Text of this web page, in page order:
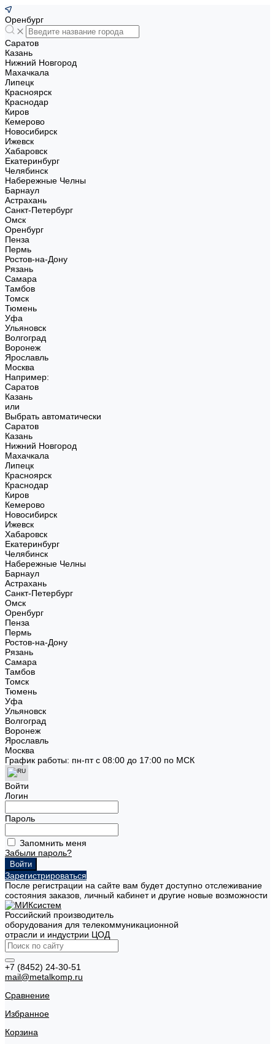
Оренбург
Саратов
Казань
Нижний Новгород
Махачкала
Липецк
Красноярск
Краснодар
Киров
Кемерово
Новосибирск
Ижевск
Хабаровск
Екатеринбург
Челябинск
Набережные Челны
Барнаул
Астрахань
Санкт-Петербург
Омск
Оренбург
Пенза
Пермь
Ростов-на-Дону
Рязань
Самара
Тамбов
Томск
Тюмень
Уфа
Ульяновск
Волгоград
Воронеж
Ярославль
Москва
Например:
Саратов
Казань
или
Выбрать автоматически
Саратов
Казань
Нижний Новгород
Махачкала
Липецк
Красноярск
Краснодар
Киров
Кемерово
Новосибирск
Ижевск
Хабаровск
Екатеринбург
Челябинск
Набережные Челны
Барнаул
Астрахань
Санкт-Петербург
Омск
Оренбург
Пенза
Пермь
Ростов-на-Дону
Рязань
Самара
Тамбов
Томск
Тюмень
Уфа
Ульяновск
Волгоград
Воронеж
Ярославль
Москва
График работы: пн-пт с 08:00 до 17:00 по МСК
Войти
Логин
Пароль
Запомнить меня
Забыли пароль?
Зарегистрироваться
После регистрации на сайте вам будет доступно отслеживание
состояния заказов, личный кабинет и другие новые возможности
Российский производитель
оборудования для телекоммуникационной
отрасли и индустрии ЦОД
+7 (8452) 24-30-51
mail@metalkomp.ru
Сравнение
Избранное
Корзина